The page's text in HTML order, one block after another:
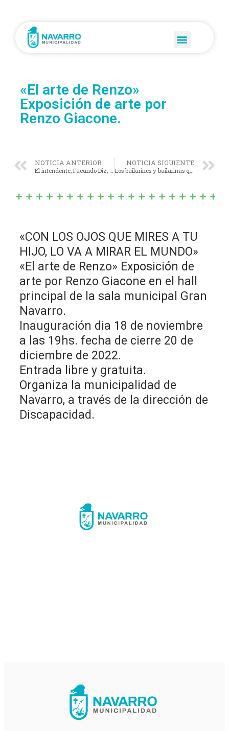
«El arte de Renzo»
Exposición de arte por
Renzo Giacone.
NOTICIA ANTERIOR
El intendente, Facundo Diz, participó de la presentación del programa Precios Justos.
NOTICIA SIGUIENTE
Los bailarines y bailarinas que compiten en Cosquín representando a Navarro ya están en la ciudad cordobesa.
«CON LOS OJOS QUE MIRES A TU
HIJO, LO VA A MIRAR EL MUNDO»
«El arte de Renzo» Exposición de
arte por Renzo Giacone en el hall
principal de la sala municipal Gran
Navarro.
Inauguración dia 18 de noviembre
a las 19hs. fecha de cierre 20 de
diciembre de 2022.
Entrada libre y gratuita.
Organiza la municipalidad de
Navarro, a través de la dirección de
Discapacidad.